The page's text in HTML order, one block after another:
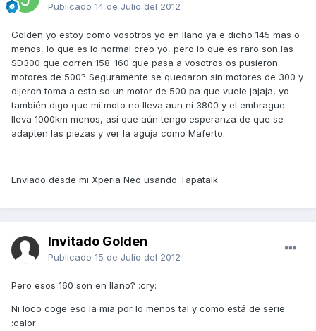
Publicado 14 de Julio del 2012
Golden yo estoy como vosotros yo en llano ya e dicho 145 mas o
menos, lo que es lo normal creo yo, pero lo que es raro son las
SD300 que corren 158-160 que pasa a vosotros os pusieron
motores de 500? Seguramente se quedaron sin motores de 300 y
dijeron toma a esta sd un motor de 500 pa que vuele jajaja, yo
también digo que mi moto no lleva aun ni 3800 y el embrague
lleva 1000km menos, así que aún tengo esperanza de que se
adapten las piezas y ver la aguja como Maferto.
Enviado desde mi Xperia Neo usando Tapatalk
Invitado Golden
Publicado 15 de Julio del 2012
Pero esos 160 son en llano? :cry:
Ni loco coge eso la mia por lo menos tal y como está de serie
:calor